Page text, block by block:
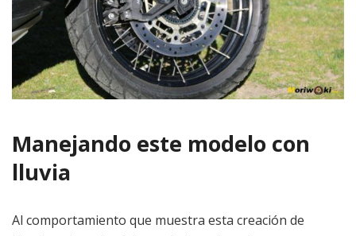
Manejando este modelo con
lluvia
Al comportamiento que muestra esta creación de